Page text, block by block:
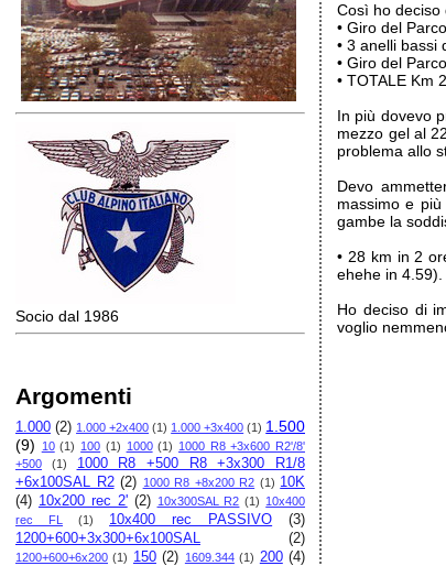
Socio dal 1986
Argomenti
1.000 (2) 1.000 +2x400 (1) 1.000 +3x400 (1) 1.500
(9)
10 (1) 100 (1) 1000 (1) 1000 R8 +3x600 R2'/8'
+500
(1)
1000 R8 +500 R8 +3x300 R1/8
+6x100SAL R2 (2) 1000 R8 +8x200 R2 (1) 10K
(4) 10x200 rec 2' (2) 10x300SAL R2 (1) 10x400
rec FL
(1) 10x400 rec PASSIVO
(3)
1200+600+3x300+6x100SAL
(2)
1200+600+6x200 (1) 150 (2) 1609.344 (1) 200 (4)
Così ho deciso
• Giro del
• 3 anelli bassi
• Giro del
• TOTALE Km
In più dovevo
mezzo gel al
problema allo
Devo
massimo e
gambe la
• 28 km in 2
ehehe in 4.59).
Ho deciso di
voglio